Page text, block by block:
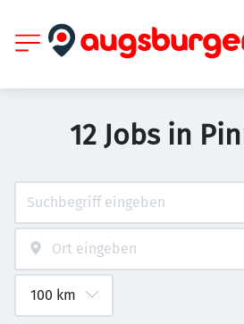
12 Jobs in